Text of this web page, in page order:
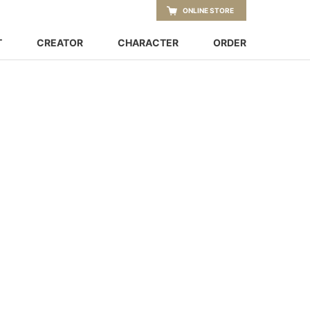
CREATOR CHARACTER ORDER
ONLINE STORE